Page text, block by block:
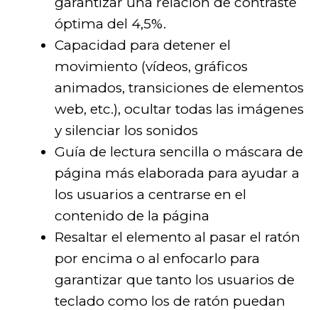
óptima del 4,5%.
Capacidad para detener el
movimiento (vídeos, gráficos
animados, transiciones de elementos
web, etc.), ocultar todas las imágenes
y silenciar los sonidos
Guía de lectura sencilla o máscara de
página más elaborada para ayudar a
los usuarios a centrarse en el
contenido de la página
Resaltar el elemento al pasar el ratón
por encima o al enfocarlo para
garantizar que tanto los usuarios de
teclado como los de ratón puedan